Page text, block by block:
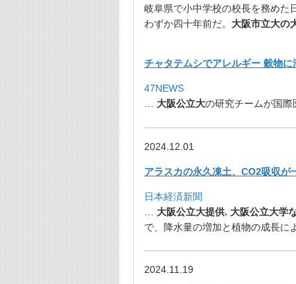
岐阜県で小中学校の校長を務めた
わずか四十年前だ。 大阪市立大の
チャタテムシでアレルギー 穀物
47NEWS
… 大阪公立大の研究チームが国際
2024.12.01
アラスカの永久凍土、CO2吸収が
日本経済新聞
大阪公立大提供. 大阪公立大学
で、 降水量の増加と植物の成長に
2024.11.19